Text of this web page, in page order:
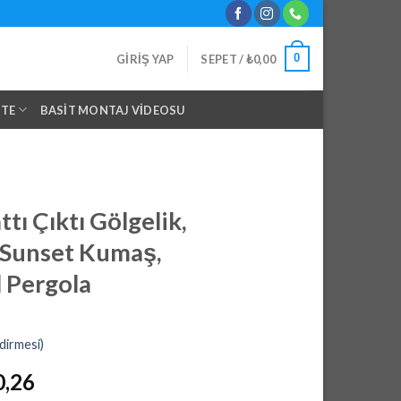
GIRIŞ YAP SEPET /₺0,00 0
BASIT MONTAJ VIDEOSU
Çıktı Gölgelik,
Kumaş,
Pergola